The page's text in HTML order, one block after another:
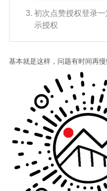
初次点赞授权登录
示授权
基本就是这样，问题有时间再